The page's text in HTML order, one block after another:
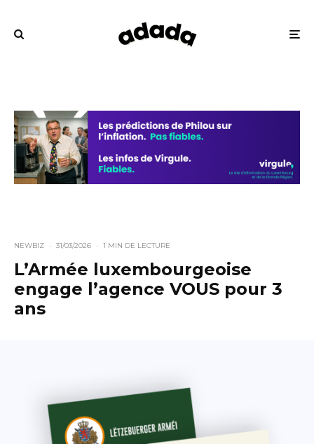
NEWBIZ · 31/03/2026 · 1 MIN DE LECTURE
L’Armée luxembourgeoise
engage l’agence VOUS pour 3
ans